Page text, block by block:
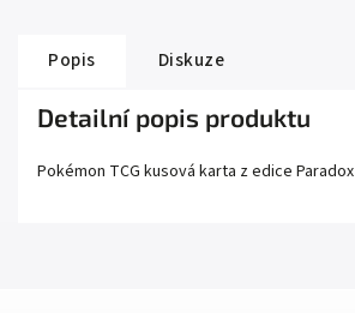
Popis Diskuze
Detailní popis produktu
Pokémon TCG kusová karta z edice